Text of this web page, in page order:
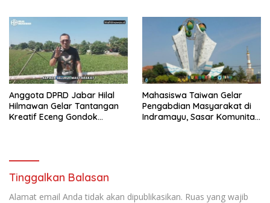
Anggota DPRD Jabar Hilal
Hilmawan Gelar Tantangan
Kreatif Eceng Gondok
Mahasiswa Taiwan Gelar
Pengabdian Masyarakat di
Indramayu, Sasar Komunitas
Tinggalkan Balasan
Alamat email Anda tidak akan dipublikasikan. Ruas yang wajib